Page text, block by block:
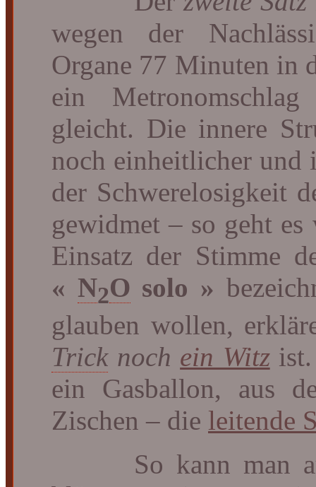
wegen der
Organe 77 Minuten in
ein
gleicht. Die innere
noch einheitlicher und
der Schwerelosigkeit
gewidmet – so geht
Einsatz der Stimme
« N2O solo »
glauben wollen,
Tricknoch ein Witzist.
ein Gasballon, aus
Zischen – die leitende
So kann man